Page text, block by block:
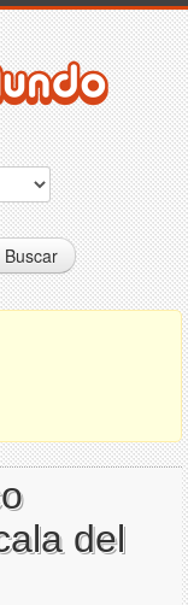
Buscar
del